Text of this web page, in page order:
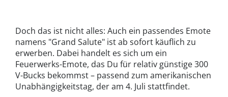
Doch das ist nicht alles: Auch ein passendes Emote
namens "Grand Salute" ist ab sofort käuflich zu
erwerben. Dabei handelt es sich um ein
Feuerwerks-Emote, das Du für relativ günstige 300
V-Bucks bekommst – passend zum amerikanischen
Unabhängigkeitstag, der am 4. Juli stattfindet.